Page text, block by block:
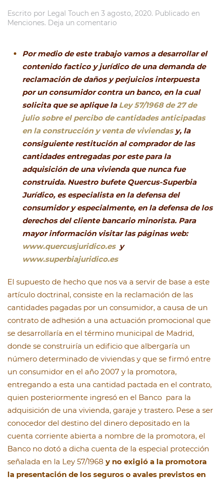
Escrito por Legal Touch en 3 agosto, 2020. Publicado en
Menciones. Deja un comentario
Por medio de este trabajo vamos a desarrollar el
contenido factico y jurídico de una demanda de
reclamación de daños y perjuicios interpuesta
por un consumidor contra un banco, en la cual
solicita que se aplique la Ley 57/1968 de 27 de
julio sobre el percibo de cantidades anticipadas
en la construcción y venta de viviendasy, la
consiguiente restitución al comprador de las
cantidades entregadas por este para la
adquisición de una vivienda que nunca fue
construida. Nuestro bufete Quercus-Superbia
Jurídico, es especialista en la defensa del
consumidor y especialmente, en la defensa de los
derechos del cliente bancario minorista. Para
mayor información visitar las páginas web:
www.quercusjuridico.esy
www.superbiajuridico.es
El supuesto de hecho que nos va a servir de base a este
artículo doctrinal, consiste en la reclamación de las
cantidades pagadas por un consumidor, a causa de un
contrato de adhesión a una actuación promocional que
se desarrollaría en el término municipal de Madrid,
donde se construiría un edificio que albergaría un
número determinado de viviendas y que se firmó entre
un consumidor en el año 2007 y la promotora,
entregando a esta una cantidad pactada en el contrato,
quien posteriormente ingresó en el Banco para la
adquisición de una vivienda, garaje y trastero. Pese a ser
conocedor del destino del dinero depositado en la
cuenta corriente abierta a nombre de la promotora, el
Banco no dotó a dicha cuenta de la especial protección
señalada en la Ley 57/1968 y no exigió a la promotora
la presentación de los seguros o avales previstos en